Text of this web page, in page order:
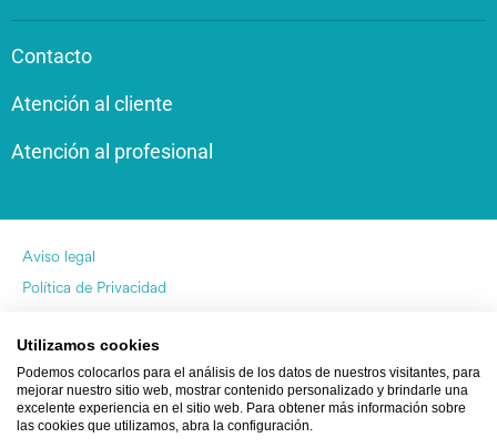
Contacto
Atención al cliente
Atención al profesional
Aviso legal
Política de Privacidad
by Pukkas
Utilizamos cookies
Podemos colocarlos para el análisis de los datos de nuestros visitantes, para
mejorar nuestro sitio web, mostrar contenido personalizado y brindarle una
excelente experiencia en el sitio web. Para obtener más información sobre
las cookies que utilizamos, abra la configuración.